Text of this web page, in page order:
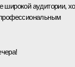
аудитории,